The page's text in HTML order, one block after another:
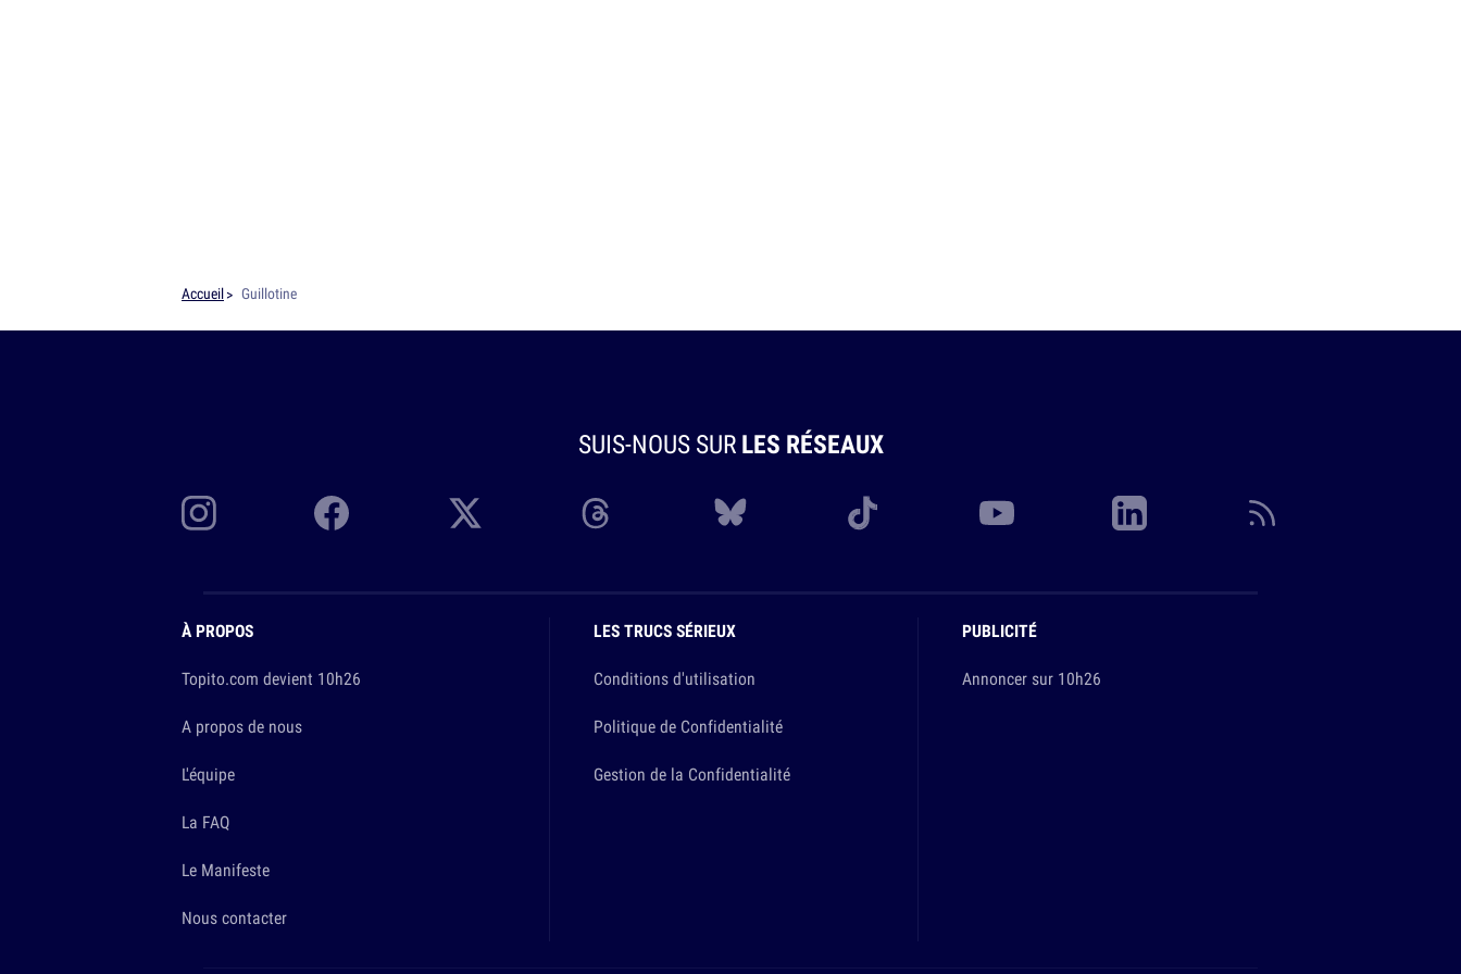
Accueil Guillotine
SUIS-NOUS SURLES RÉSEAUX
À PROPOS
Topito.com devient 10h26
A propos de nous
L'équipe
La FAQ
Le Manifeste
Nous contacter
LES TRUCS SÉRIEUX
Conditions d'utilisation
Politique de Confidentialité
Gestion de la Confidentialité
PUBLICITÉ
Annoncer sur 10h26